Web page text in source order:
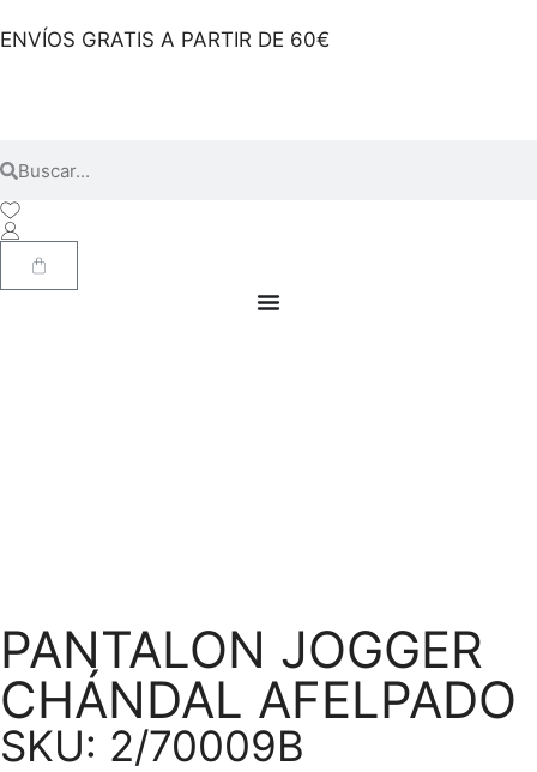
ENVÍOS GRATIS A PARTIR DE 60€
PANTALON JOGGER
CHÁNDAL AFELPADO
SKU: 2/70009B